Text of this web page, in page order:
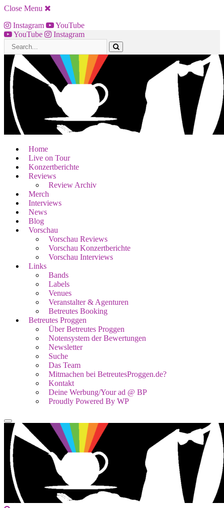
Close Menu
Instagram
YouTube
YouTube
Instagram
Home
Live on Tour
Konzertberichte
Reviews
Review Archiv
Merch
Interviews
News
Blog
Vorschau
Vorschau Reviews
Vorschau Konzertberichte
Vorschau Interviews
Links
Bands
Labels
Venues
Veranstalter & Agenturen
Betreutes Booking
Betreutes Proggen
Über Betreutes Proggen
Notensystem der Bewertungen
Newsletter
Suche
Das Team
Mitmachen bei BetreutesProggen.de?
Kontakt
Deine Werbung/Your ad @ BP
Proudly Powered By WP